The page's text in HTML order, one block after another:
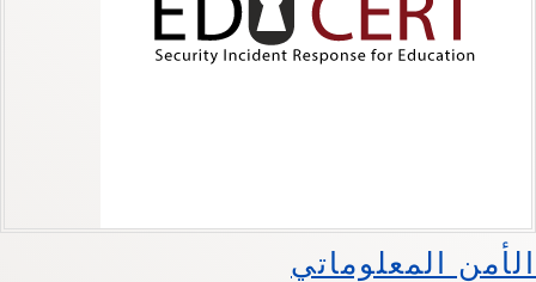
الأمن المعلوماتي